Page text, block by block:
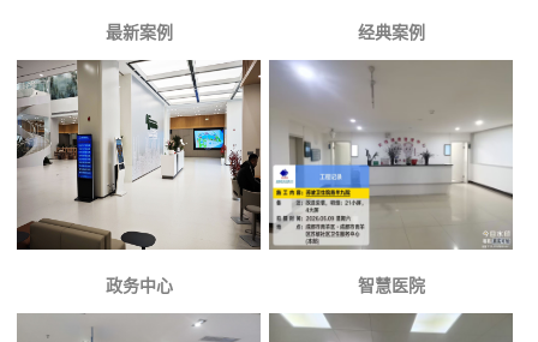
最新案例 经典案例
政务中心 智慧医院